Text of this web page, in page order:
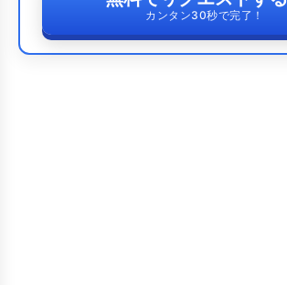
カンタン30秒で完了！